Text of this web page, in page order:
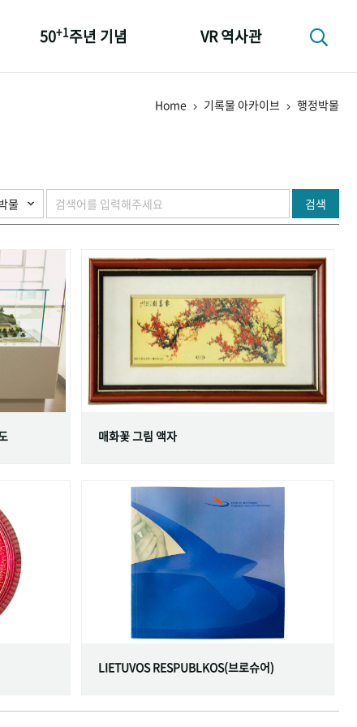
50+1주년 기념
세계와 함께 한 KIHASA
VR 역사관
Home 기록물 아카이브 행정박물
검색
매화꽃 그림 액자
LIETUVOS RESPUBLKOS(브로슈어)